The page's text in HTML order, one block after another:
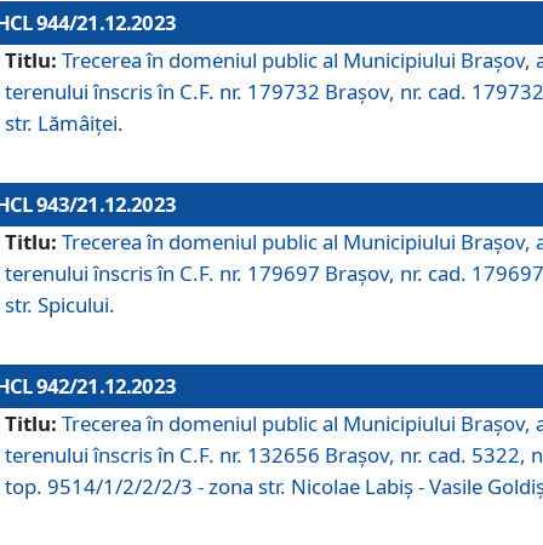
944/21.12.2023
Titlu: Trecerea în domeniul public al Municipiului Braşov,
terenului înscris în C.F. nr. 179732 Brașov, nr. cad.
str. Lămâiței.
943/21.12.2023
Titlu: Trecerea în domeniul public al Municipiului Braşov,
terenului înscris în C.F. nr. 179697 Brașov, nr. cad.
str. Spicului.
942/21.12.2023
Titlu: Trecerea în domeniul public al Municipiului Braşov,
terenului înscris în C.F. nr. 132656 Brașov, nr. cad. 5322,
top. 9514/1/2/2/2/3 - zona str. Nicolae Labiș - Vasile